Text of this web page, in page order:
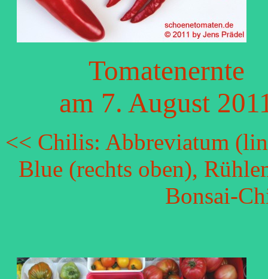
Tomatenernte
am 7. August
<< Chilis: Abbreviatum
Blue (rechts oben),
Bonsai-